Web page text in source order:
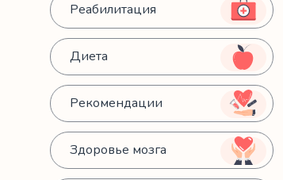
Реабилитация
Диета
Рекомендации
Здоровье мозга